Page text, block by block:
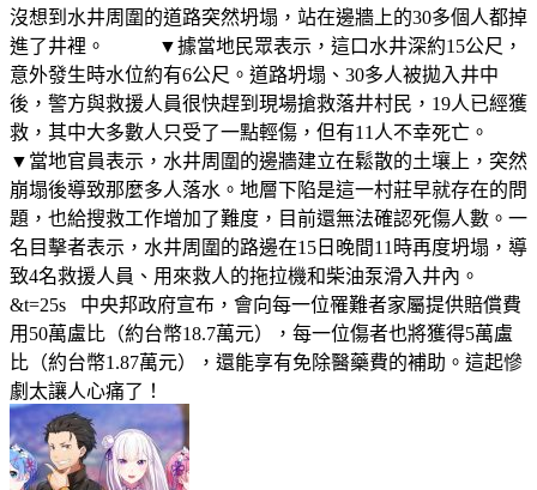
沒想到水井周圍的道路突然坍塌，站在邊牆上的30多個人都掉
進了井裡。 ▼據當地民眾表示，這口水井深約15公尺，
意外發生時水位約有6公尺。道路坍塌、30多人被拋入井中
後，警方與救援人員很快趕到現場搶救落井村民，19人已經獲
救，其中大多數人只受了一點輕傷，但有11人不幸死亡。
▼當地官員表示，水井周圍的邊牆建立在鬆散的土壤上，突然
崩塌後導致那麼多人落水。地層下陷是這一村莊早就存在的問
題，也給搜救工作增加了難度，目前還無法確認死傷人數。一
名目擊者表示，水井周圍的路邊在15日晚間11時再度坍塌，導
致4名救援人員、用來救人的拖拉機和柴油泵滑入井內。
&t=25s 中央邦政府宣布，會向每一位罹難者家屬提供賠償費
用50萬盧比（約台幣18.7萬元），每一位傷者也將獲得5萬盧
比（約台幣1.87萬元），還能享有免除醫藥費的補助。這起慘
劇太讓人心痛了！